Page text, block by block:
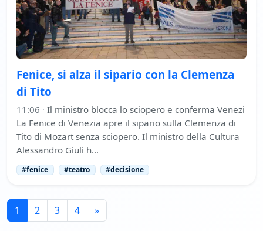
Fenice, si alza il sipario con la Clemenza
di Tito
11:06 · Il ministro blocca lo sciopero e conferma Venezi
La Fenice di Venezia apre il sipario sulla Clemenza di
Tito di Mozart senza sciopero. Il ministro della Cultura
Alessandro Giuli h…
#fenice #teatro #decisione
1 2 3 4 »